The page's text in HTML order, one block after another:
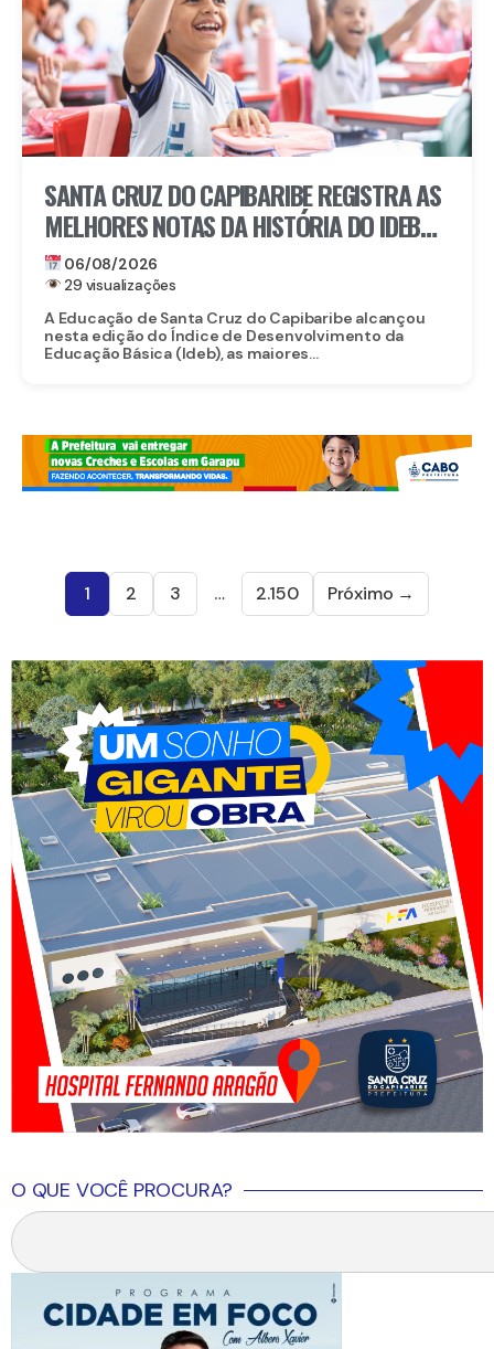
SANTA CRUZ DO CAPIBARIBE REGISTRA AS
MELHORES NOTAS DA HISTÓRIA DO IDEB
NA REDE MUNICIPAL
06/08/2026
29 visualizações
A Educação de Santa Cruz do Capibaribe alcançou
nesta edição do Índice de Desenvolvimento da
Educação Básica (Ideb), as maiores...
1 2 3 … 2.150 Próximo →
O QUE VOCÊ PROCURA?